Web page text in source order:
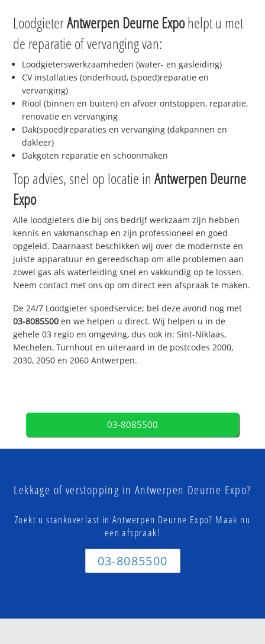
LoodgieterAntwerpen Deurne Expohelpt u met
de reparatie of vervanging van:
Loodgieterswerkzaamheden (water- en gasleiding)
CV installaties (onderhoud, (spoed)reparatie en
vervanging)
Riool (binnen en buiten) en afvoer ontstoppen, reparatie,
renovatie en vervanging
Dak(spoed)reparaties en vervanging (dakpannen en
dakleer)
Dakgoten reparatie en schoonmaken
Top advies, snel op locatie inAntwerpen Deurne
Expo
Alle loodgieters die bij ons bedrijf werkzaam zijn hebben
kennis en vakmanschap en zijn professioneel en goed
opgeleid. Daarnaast beschikken wij over de modernste en
juiste apparatuur en gereedschap om alle problemen aan
zowel gas als waterleiding snel en vakkundig op te lossen.
Neem contact met ons op om direct een afspraak te maken.
De 24/7 Loodgieter spoedservice; bel deze avond nog met
03-8085500 en we helpen u direct. Wij helpen u in de
gehele 03 regio en omgeving, dus ook in: Sint-Niklaas,
Mechelen, Turnhout en uiteraard in de postcodes 2000,
2030, 2050 en 2060 Antwerpen.
03-8085500
Lekkage of verstopping in Antwerpen Deurne Expo?
Zoekt u stankoverlast in Antwerpen Deurne Expo? Maak nu
een afspraak!
03-8085500